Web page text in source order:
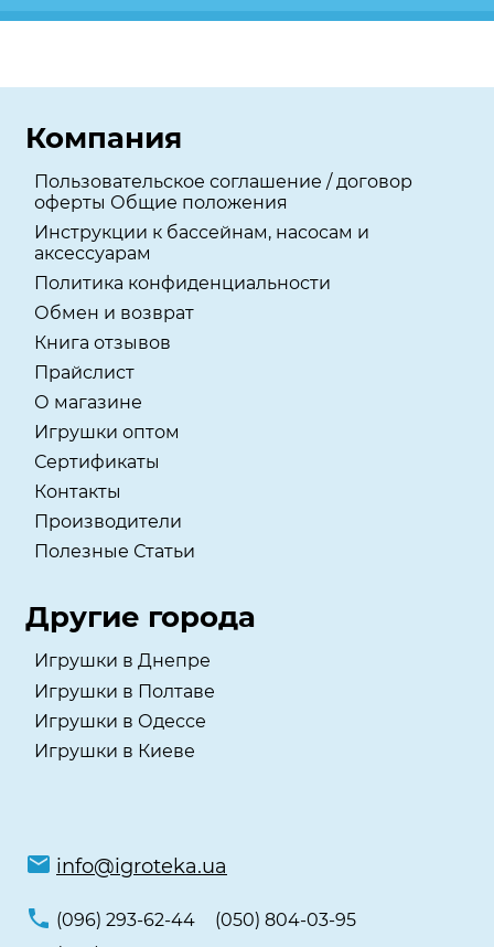
Компания
Пользовательское соглашение / договор
оферты Общие положения
Инструкции к бассейнам, насосам и
аксессуарам
Политика конфиденциальности
Обмен и возврат
Книга отзывов
Прайслист
О магазине
Игрушки оптом
Сертификаты
Контакты
Производители
Полезные Статьи
Другие города
Игрушки в Днепре
Игрушки в Полтаве
Игрушки в Одессе
Игрушки в Киеве
info@igroteka.ua
(096) 293-62-44
(050) 804-03-95